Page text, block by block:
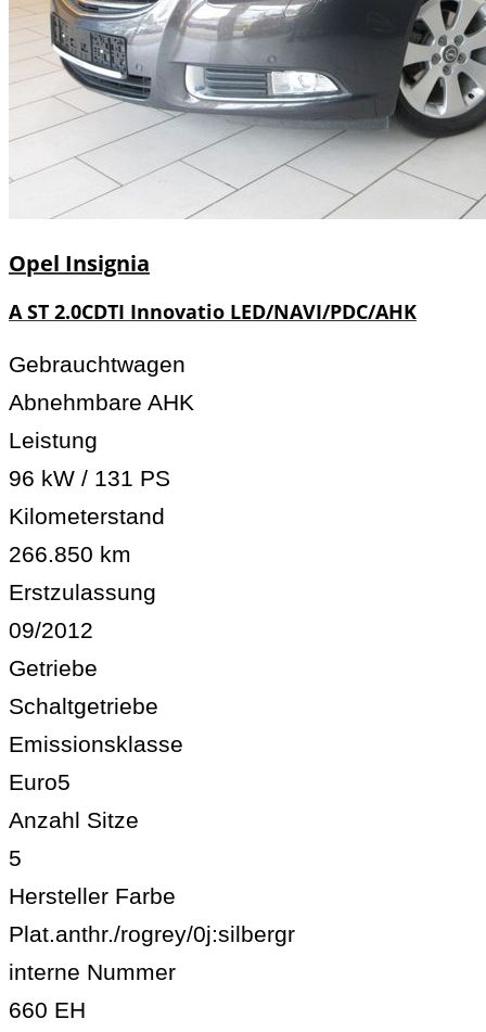
Opel Insignia
A ST 2.0CDTI Innovatio LED/NAVI/PDC/AHK
Gebrauchtwagen
Abnehmbare AHK
Leistung
96 kW / 131 PS
Kilometerstand
266.850 km
Erstzulassung
09/2012
Getriebe
Schaltgetriebe
Emissionsklasse
Euro5
Anzahl Sitze
5
Hersteller Farbe
Plat.anthr./rogrey/0j:silbergr
interne Nummer
660 EH